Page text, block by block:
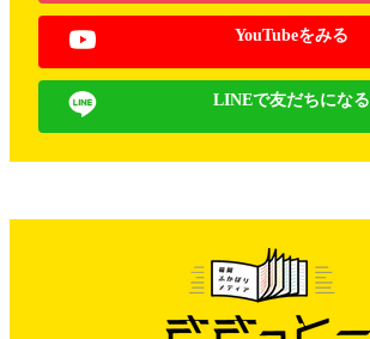
YouTubeをみる
LINEで友だちになる